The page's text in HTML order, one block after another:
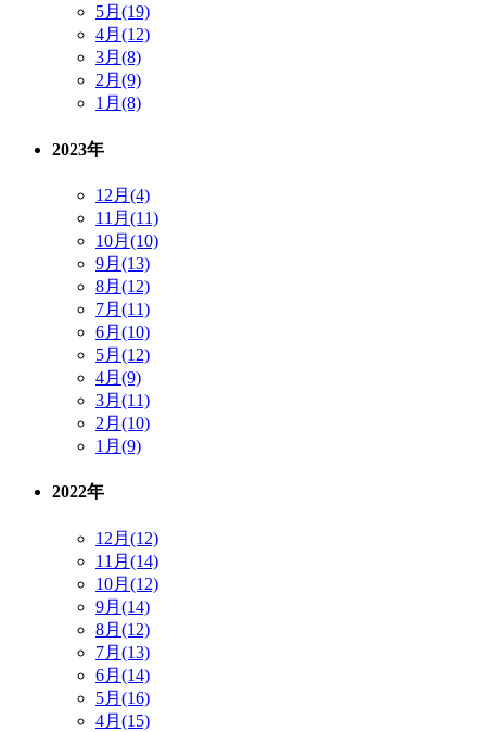
5月(19)
4月(12)
3月(8)
2月(9)
1月(8)
2023年
12月(4)
11月(11)
10月(10)
9月(13)
8月(12)
7月(11)
6月(10)
5月(12)
4月(9)
3月(11)
2月(10)
1月(9)
2022年
12月(12)
11月(14)
10月(12)
9月(14)
8月(12)
7月(13)
6月(14)
5月(16)
4月(15)